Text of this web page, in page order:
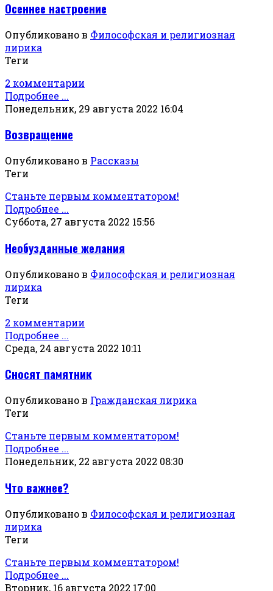
Осеннее настроение
Опубликовано в Философская и религиозная
лирика
Теги
2 комментарии
Подробнее ...
Понедельник, 29 августа 2022 16:04
Возвращение
Опубликовано в Рассказы
Теги
Станьте первым комментатором!
Подробнее ...
Суббота, 27 августа 2022 15:56
Необузданные желания
Опубликовано в Философская и религиозная
лирика
Теги
2 комментарии
Подробнее ...
Среда, 24 августа 2022 10:11
Сносят памятник
Опубликовано в Гражданская лирика
Теги
Станьте первым комментатором!
Подробнее ...
Понедельник, 22 августа 2022 08:30
Что важнее?
Опубликовано в Философская и религиозная
лирика
Теги
Станьте первым комментатором!
Подробнее ...
Вторник, 16 августа 2022 17:00